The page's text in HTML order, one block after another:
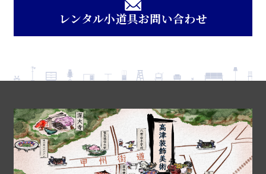
レンタル小道具お問い合わせ